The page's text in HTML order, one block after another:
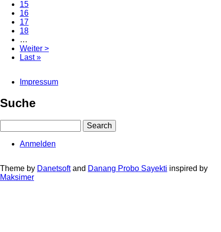
Seite
Page
15
Page
16
Page
17
Page
18
…
Nächste
Seite
Weiter >
Last
Last »
Impressum
Suche
account
menu
Anmelden
Theme by Danetsoftand Danang Probo Sayekti inspired by
Maksimer